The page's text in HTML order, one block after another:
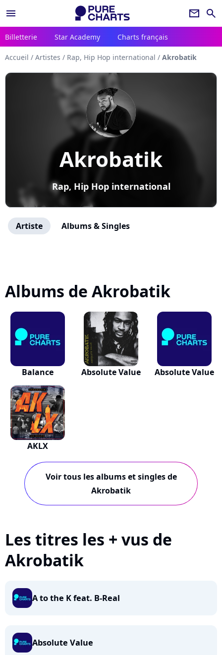
menu newsletter search
Billetterie Star Academy Charts français
Accueil / Artistes / Rap, Hip Hop international / Akrobatik
Akrobatik
Rap, Hip Hop international
Artiste Albums & Singles
Albums de Akrobatik
Balance Absolute Value Absolute Value
AKLX
Voir tous les albums et singles de
Akrobatik
Les titres les + vus de
Akrobatik
A to the K feat. B-Real
Absolute Value